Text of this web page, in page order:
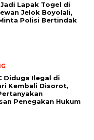
Lapak Togel di
Jelok Boyolali,
Polisi Bertindak
Diduga Ilegal di
Kembali Disorot,
Penegakan Hukum